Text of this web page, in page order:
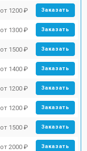
от 1200 ₽ Заказать
от 1300 ₽ Заказать
от 1500 ₽ Заказать
от 1400 ₽ Заказать
от 1200 ₽ Заказать
от 1200 ₽ Заказать
от 1500 ₽ Заказать
от 2000 ₽ Заказать